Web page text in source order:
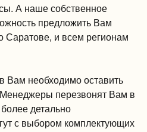
А наше собственное
предложить Вам
Саратове, и всем регионам
Вам необходимо оставить
перезвонят Вам в
детально
с выбором комплектующих